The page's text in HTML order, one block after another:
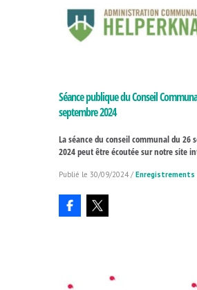
Séance publique du Conseil
septembre 2024
La séance du conseil communal du 26
2024 peut être écoutée sur notre site
30/09/2024/ Enregistrements